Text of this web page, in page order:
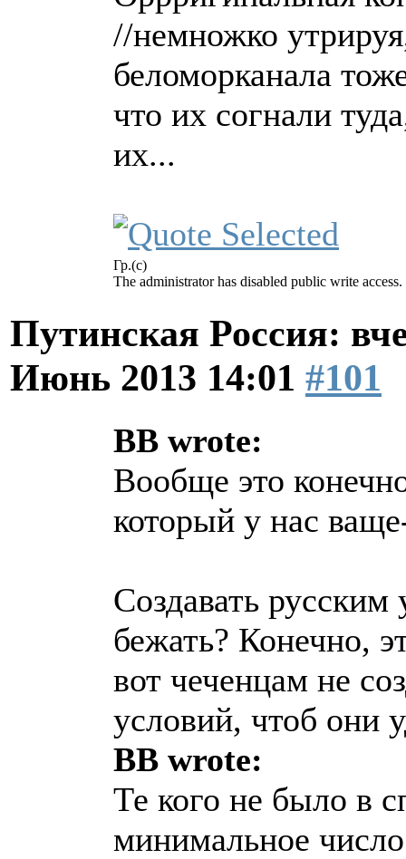
//немножко
беломорканала
что их согнали
их...
Гр.(с)
The administrator has disabled public write access.
Путинская Россия:
Июнь 2013 14:01 #101
BB wrote:
Вообще это
который у нас
Создавать
бежать? Конечно,
вот чеченцам не
условий, чтоб они
BB wrote:
Те кого не было в
минимальное